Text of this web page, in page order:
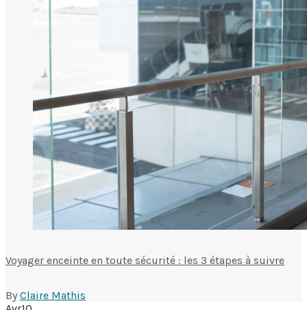
Voyager enceinte en toute sécurité : les 3 étapes à suivre
By Claire Mathis